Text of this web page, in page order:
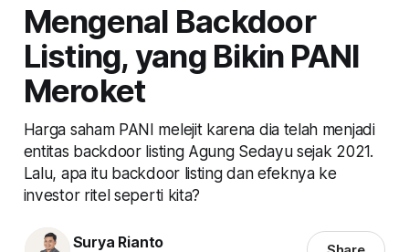
Mengenal Backdoor
Listing, yang Bikin PANI
Meroket
Harga saham PANI melejit karena dia telah menjadi
entitas backdoor listing Agung Sedayu sejak 2021.
Lalu, apa itu backdoor listing dan efeknya ke
investor ritel seperti kita?
Surya Rianto